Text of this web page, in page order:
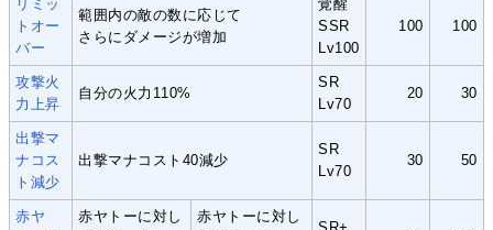
リミッ
トオー
バー
範囲内の敵の数に応じて
さらにダメージが増加
覚醒
SSR
Lv100
100 100
攻撃火
力上昇
自分の火力110%
SR
Lv70
20 30
出撃マ
ナコス
ト減少
出撃マナコスト40減少
SR
Lv70
30 50
赤ヤ
赤ヤトーに対し
赤ヤトーに対し